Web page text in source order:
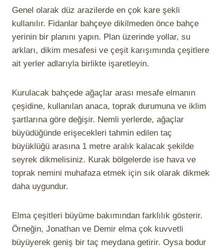
Genel olarak düz arazilerde en çok kare şekli
kullanılır. Fidanlar bahçeye dikilmeden önce bahçe
yerinin bir planını yapın. Plan üzerinde yollar, su
arkları, dikim mesafesi ve çeşit karışımında çeşitlere
ait yerler adlarıyla birlikte işaretleyin.
Kurulacak bahçede ağaçlar arası mesafe elmanın
çeşidine, kullanılan anaca, toprak durumuna ve iklim
şartlarına göre değişir. Nemli yerlerde, ağaçlar
büyüdüğünde erişecekleri tahmin edilen taç
büyüklüğü arasına 1 metre aralık kalacak şekilde
seyrek dikmelisiniz. Kurak bölgelerde ise hava ve
toprak nemini muhafaza etmek için sık olarak dikmek
daha uygundur.
Elma çeşitleri büyüme bakımından farklılık gösterir.
Örneğin, Jonathan ve Demir elma çok kuvvetli
büyüyerek geniş bir taç meydana getirir. Oysa bodur